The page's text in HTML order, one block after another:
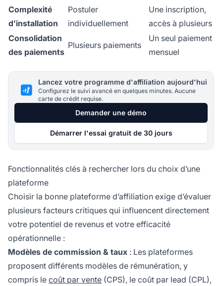
Complexité
d’installation
Postuler
individuellement
Une inscription,
accès à plusieurs
Consolidation
des paiements
Plusieurs paiements
Un seul paiement
mensuel
Lancez votre programme d'affiliation aujourd'hui
Configurez le suivi avancé en quelques minutes. Aucune
carte de crédit requise.
Demander une démo
Démarrer l'essai gratuit de 30 jours
Fonctionnalités clés à rechercher lors du choix d’une
plateforme
Choisir la bonne plateforme d’affiliation exige d’évaluer
plusieurs facteurs critiques qui influencent directement
votre potentiel de revenus et votre efficacité
opérationnelle :
Modèles de commission & taux : Les plateformes
proposent différents modèles de rémunération, y
compris le coût par vente (CPS), le coût par lead (CPL),